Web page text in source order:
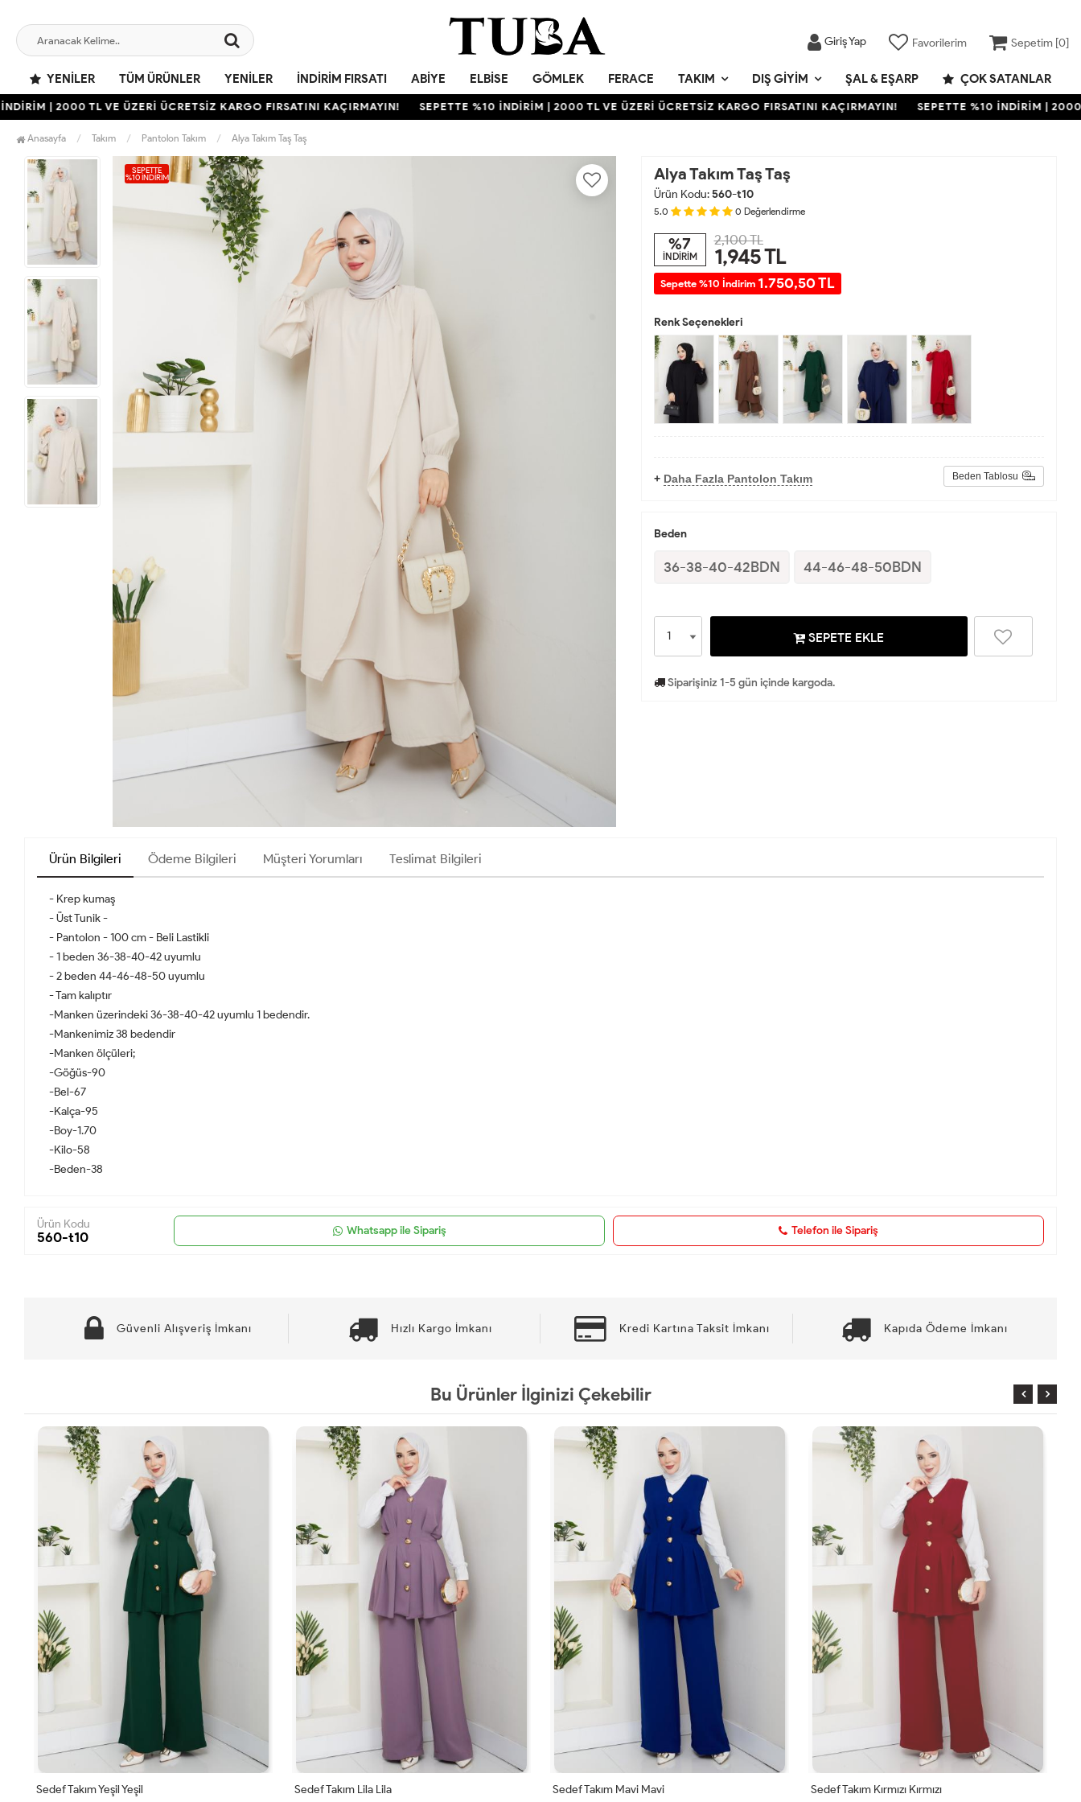
Giriş Yap Favorilerim Sepetim [0]
YENILER TÜM ÜRÜNLER YENILER İNDIRIM FIRSATI ABIYE ELBISE GÖMLEK FERACE TAKIM DIŞ GIYIM ŞAL & EŞARP ÇOK SATANLAR
| 2000 TL VE ÜZERİ ÜCRETSİZ KARGO FIRSATINI KAÇIRMAYIN! SEPETTE %10 İNDİRİM | 2000 TL VE ÜZERİ ÜCRETSİZ KARGO FIRSATINI KAÇIRMAYIN! SEPETTE %10 İNDİRİM | 2000 TL
Anasayfa Takım Pantolon Takım Alya Takım Taş Taş
SEPETTE
%10 İNDIRIM Alya Takım Taş Taş
Ürün Kodu:560-t10
5.0 0 Değerlendirme
%7
İNDİRİM
2,100 TL
1,945TL
Sepette %10 İndirim 1.750,50 TL
Renk Seçenekleri
+ Daha Fazla Pantolon Takım Beden Tablosu
Beden
36-38-40-42BDN 44-46-48-50BDN
SEPETE EKLE
Siparişiniz 1-5 gün içinde kargoda.
Ürün Bilgileri Ödeme Bilgileri Müşteri Yorumları Teslimat Bilgileri
- Krep kumaş
- Üst Tunik -
- Pantolon - 100 cm - Beli Lastikli
- 1 beden 36-38-40-42 uyumlu
- 2 beden 44-46-48-50 uyumlu
- Tam kalıptır
-Manken üzerindeki 36-38-40-42 uyumlu 1 bedendir.
-Mankenimiz 38 bedendir
-Manken ölçüleri;
-Göğüs-90
-Bel-67
-Kalça-95
-Boy-1.70
-Kilo-58
-Beden-38
Ürün Kodu
560-t10 Whatsapp ile Sipariş Telefon ile Sipariş
Güvenli Alışveriş İmkanı Hızlı Kargo İmkanı Kredi Kartına Taksit İmkanı Kapıda Ödeme İmkanı
Bu Ürünler İlginizi Çekebilir
Sedef Takım Yeşil Yeşil Sedef Takım Lila Lila Sedef Takım Mavi Mavi Sedef Takım Kırmızı Kırmızı